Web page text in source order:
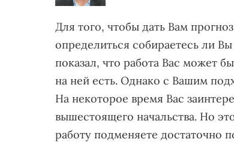
Для того, чтобы дать Вам
определиться собираетесь ли
показал, что работа Вас может
на ней есть. Однако с Вашим
На некоторое время Вас
вышестоящего начальства. Но
работу подменяете достаточно